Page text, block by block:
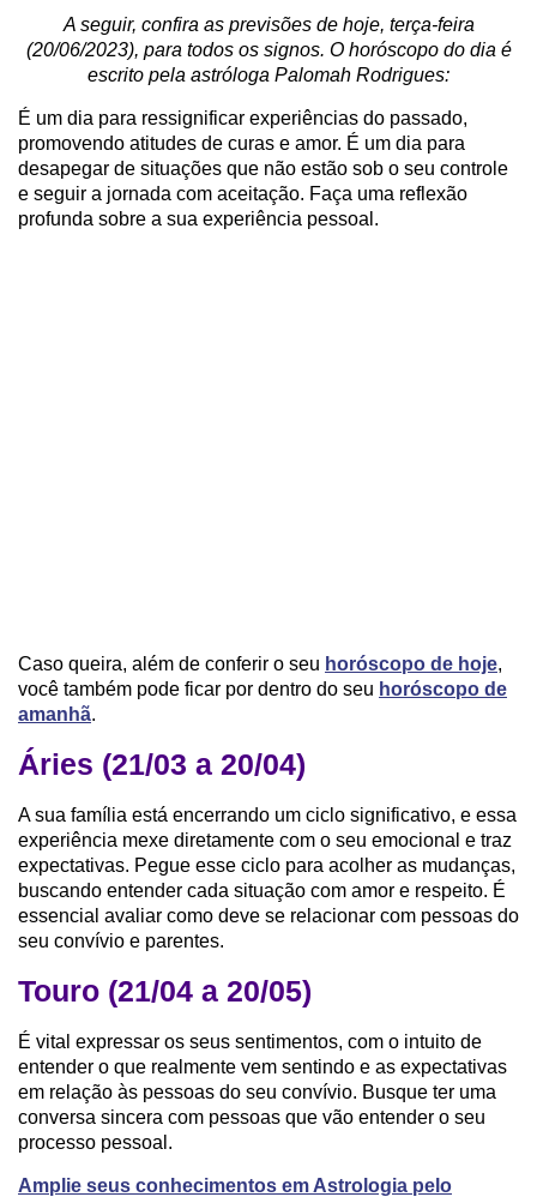
A seguir, confira as previsões de hoje, terça-feira
(20/06/2023), para todos os signos. O horóscopo do dia é
escrito pela astróloga Palomah Rodrigues:
É um dia para ressignificar experiências do passado,
promovendo atitudes de curas e amor. É um dia para
desapegar de situações que não estão sob o seu controle
e seguir a jornada com aceitação. Faça uma reflexão
profunda sobre a sua experiência pessoal.
Caso queira, além de conferir o seu horóscopo de hoje,
você também pode ficar por dentro do seu horóscopo de
amanhã.
Áries (21/03 a 20/04)
A sua família está encerrando um ciclo significativo, e essa
experiência mexe diretamente com o seu emocional e traz
expectativas. Pegue esse ciclo para acolher as mudanças,
buscando entender cada situação com amor e respeito. É
essencial avaliar como deve se relacionar com pessoas do
seu convívio e parentes.
Touro (21/04 a 20/05)
É vital expressar os seus sentimentos, com o intuito de
entender o que realmente vem sentindo e as expectativas
em relação às pessoas do seu convívio. Busque ter uma
conversa sincera com pessoas que vão entender o seu
processo pessoal.
Amplie seus conhecimentos em Astrologia pelo